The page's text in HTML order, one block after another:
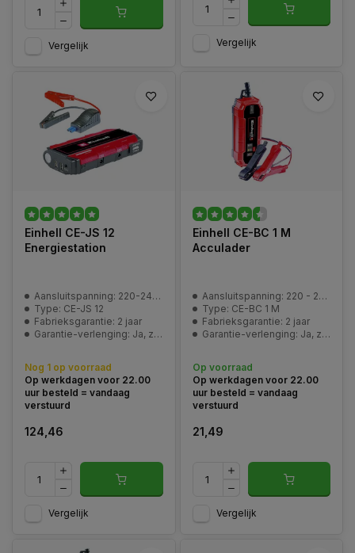
Vergelijk Vergelijk
Einhell CE-JS 12
Energiestation
Aansluitspanning: 220-240 V | 50 Hz
Type: CE-JS 12
Fabrieksgarantie: 2 jaar
Garantie-verlenging: Ja, zie pagina | Service en garantie
Nog 1 op voorraad
Op werkdagen voor 22.00
uur besteld = vandaag
verstuurd
124,46
Vergelijk
Einhell CE-BC 1 M
Acculader
Aansluitspanning: 220 - 240 V / 50 Hz
Type: CE-BC 1 M
Fabrieksgarantie: 2 jaar
Garantie-verlenging: Ja, zie pagina | Service en garantie
Op voorraad
Op werkdagen voor 22.00
uur besteld = vandaag
verstuurd
21,49
Vergelijk